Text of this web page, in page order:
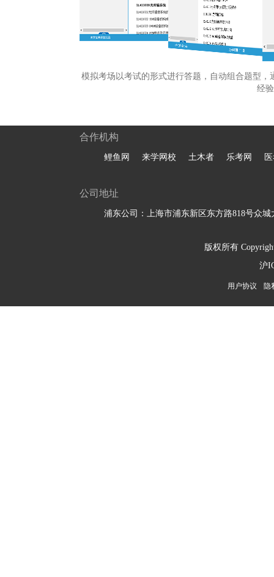
模拟考场以考试的形式进行答题，自动组合题型
经
合作机构
鲤鱼网 来学网校 土木者 乐考网
公司地址
浦东公司：上海市浦东新区东方路818号众城
版权所有
沪
用户协议 隐